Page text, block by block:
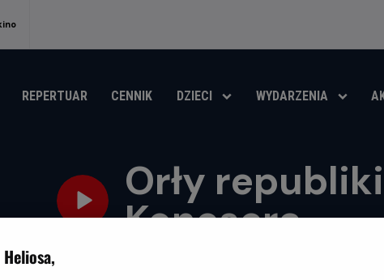
REPERTUAR CENNIK DZIECI WYDARZENIA
Orły
Konesera